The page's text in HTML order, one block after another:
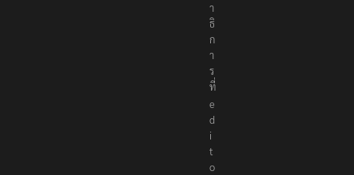
า
ธิ
ก
า
ร
ที่
e
d
i
t
o